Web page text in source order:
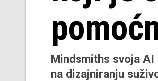
Mindsmiths svoja
na dizajniranju